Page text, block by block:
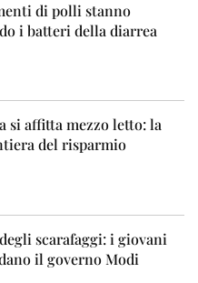
di polli stanno
i batteri della diarrea
si affitta mezzo letto: la
del risparmio
scarafaggi: i giovani
il governo Modi